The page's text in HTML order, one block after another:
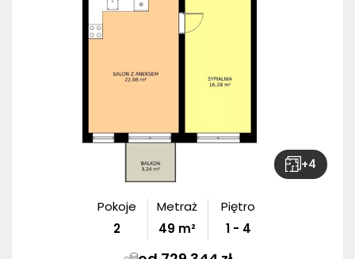
+4
Pokoje
2
Metraż
49 m²
Piętro
1 - 4